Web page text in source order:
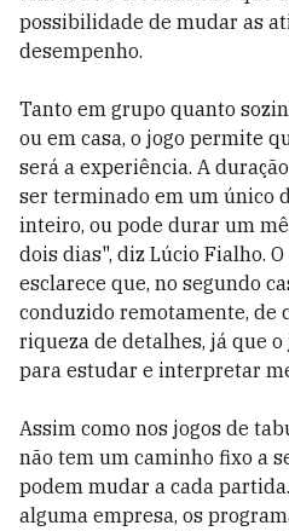
possibilidade de mudar as
desempenho.
Tanto em grupo quanto
ou em casa, o jogo permite
será a experiência. A
ser terminado em um único
inteiro, ou pode durar um
dois dias", diz Lúcio Fialho.
esclarece que, no segundo
conduzido remotamente, de
riqueza de detalhes, já que
para estudar e interpretar
Assim como nos jogos de
não tem um caminho fixo a
podem mudar a cada
alguma empresa, os